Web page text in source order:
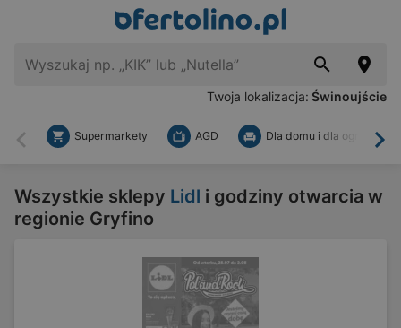
Twoja lokalizacja: Świnoujście
Wstecz
Supermarkety AGD Dla domu i dla ogrodu
Wszystkie sklepy Lidl i godziny otwarcia w
regionie Gryfino